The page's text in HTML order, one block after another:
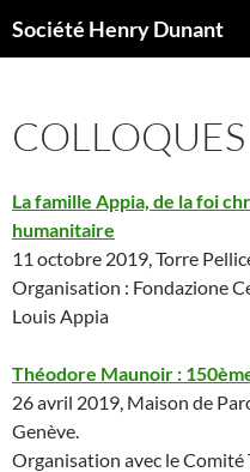
au
Société Henry Dunant
COLLOQUES
La famille Appia, de la foi
humanitaire
11 octobre 2019, Torre
Organisation : Fondazione
Louis Appia
Théodore Maunoir :
26 avril 2019, Maison de
Genève.
Organisation avec le